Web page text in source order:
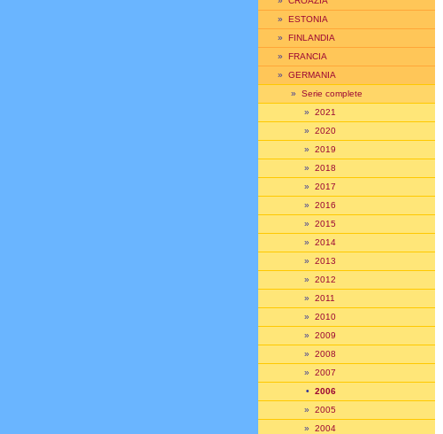
» ESTONIA
» FINLANDIA
» FRANCIA
» GERMANIA
» Serie complete
» 2021
» 2020
» 2019
» 2018
» 2017
» 2016
» 2015
» 2014
» 2013
» 2012
» 2011
» 2010
» 2009
» 2008
» 2007
• 2006
» 2005
» 2004